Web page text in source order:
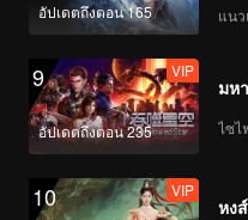
VIP
VIP
อัปเดตถึงตอน 165 แน
9
อัปเดตถึงตอน 235
VIP
มห
ไซไ
10 VIP
หง